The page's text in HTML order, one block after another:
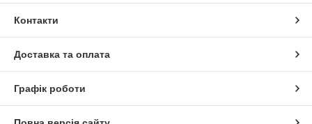
Контакти
Доставка та оплата
Графік роботи